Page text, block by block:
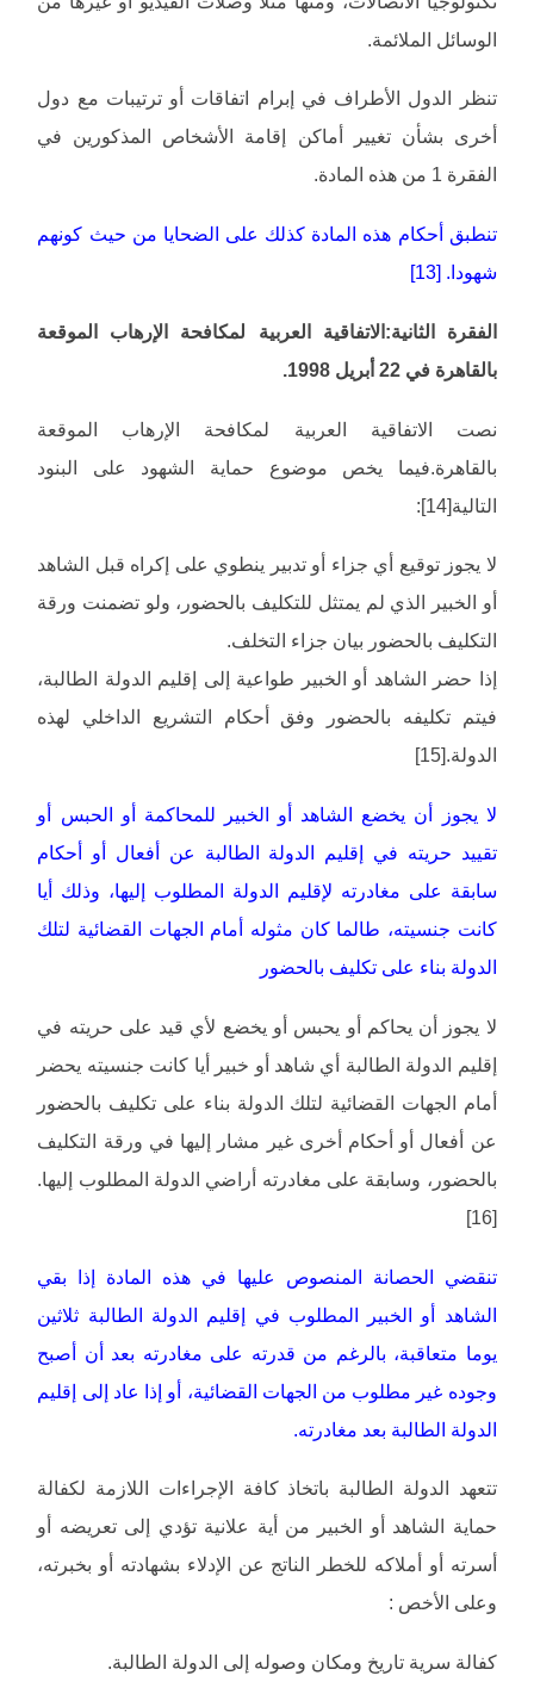
الوسائل الملائمة.
تنظر الدول الأطراف في إبرام اتفاقات أو ترتيبات مع دول
أخرى بشأن تغيير أماكن إقامة الأشخاص المذكورين في
الفقرة 1 من هذه المادة.
تنطبق أحكام هذه المادة كذلك على الضحايا من حيث كونهم
شهودا. [13]
الفقرة الثانية:الاتفاقية العربية لمكافحة الإرهاب الموقعة
بالقاهرة في 22 أبريل 1998.
نصت الاتفاقية العربية لمكافحة الإرهاب الموقعة
بالقاهرة.فيما يخص موضوع حماية الشهود على البنود
التالية[14]:
لا يجوز توقيع أي جزاء أو تدبير ينطوي على إكراه قبل الشاهد
أو الخبير الذي لم يمتثل للتكليف بالحضور، ولو تضمنت ورقة
التكليف بالحضور بيان جزاء التخلف.
إذا حضر الشاهد أو الخبير طواعية إلى إقليم الدولة الطالبة،
فيتم تكليفه بالحضور وفق أحكام التشريع الداخلي لهذه
الدولة.[15]
لا يجوز أن يخضع الشاهد أو الخبير للمحاكمة أو الحبس أو
تقييد حريته في إقليم الدولة الطالبة عن أفعال أو أحكام
سابقة على مغادرته لإقليم الدولة المطلوب إليها، وذلك أيا
كانت جنسيته، طالما كان مثوله أمام الجهات القضائية لتلك
الدولة بناء على تكليف بالحضور
لا يجوز أن يحاكم أو يحبس أو يخضع لأي قيد على حريته في
إقليم الدولة الطالبة أي شاهد أو خبير أيا كانت جنسيته يحضر
أمام الجهات القضائية لتلك الدولة بناء على تكليف بالحضور
عن أفعال أو أحكام أخرى غير مشار إليها في ورقة التكليف
بالحضور، وسابقة على مغادرته أراضي الدولة المطلوب إليها.
[16]
تنقضي الحصانة المنصوص عليها في هذه المادة إذا بقي
الشاهد أو الخبير المطلوب في إقليم الدولة الطالبة ثلاثين
يوما متعاقبة، بالرغم من قدرته على مغادرته بعد أن أصبح
وجوده غير مطلوب من الجهات القضائية، أو إذا عاد إلى إقليم
الدولة الطالبة بعد مغادرته.
تتعهد الدولة الطالبة باتخاذ كافة الإجراءات اللازمة لكفالة
حماية الشاهد أو الخبير من أية علانية تؤدي إلى تعريضه أو
أسرته أو أملاكه للخطر الناتج عن الإدلاء بشهادته أو بخبرته،
وعلى الأخص :
كفالة سرية تاريخ ومكان وصوله إلى الدولة الطالبة.